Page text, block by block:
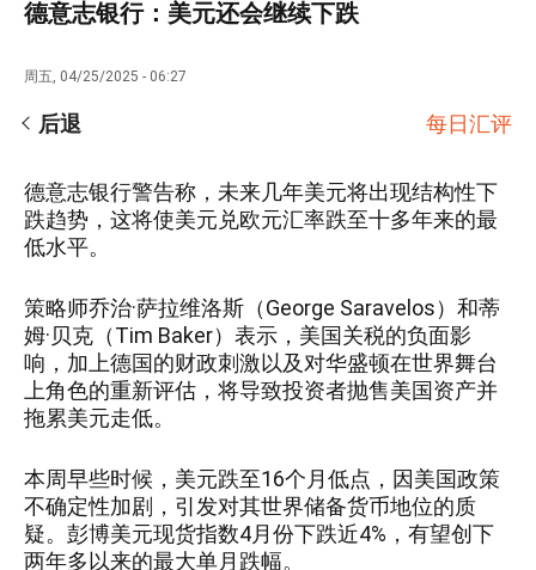
德意志银行：美元还会继续下跌
周五, 04/25/2025 - 06:27
后退 每日汇评
德意志银行警告称，未来几年美元将出现结构性下
跌趋势，这将使美元兑欧元汇率跌至十多年来的最
低水平。
策略师乔治·萨拉维洛斯（George Saravelos）和蒂
姆·贝克（Tim Baker）表示，美国关税的负面影
响，加上德国的财政刺激以及对华盛顿在世界舞台
上角色的重新评估，将导致投资者抛售美国资产并
拖累美元走低。
本周早些时候，美元跌至16个月低点，因美国政策
不确定性加剧，引发对其世界储备货币地位的质
疑。彭博美元现货指数4月份下跌近4%，有望创下
两年多以来的最大单月跌幅。